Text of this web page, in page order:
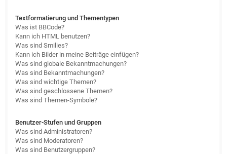
Textformatierung und Thementypen
Was ist BBCode?
Kann ich HTML benutzen?
Was sind Smilies?
Kann ich Bilder in meine Beiträge einfügen?
Was sind globale Bekanntmachungen?
Was sind Bekanntmachungen?
Was sind wichtige Themen?
Was sind geschlossene Themen?
Was sind Themen-Symbole?
Benutzer-Stufen und Gruppen
Was sind Administratoren?
Was sind Moderatoren?
Was sind Benutzergruppen?